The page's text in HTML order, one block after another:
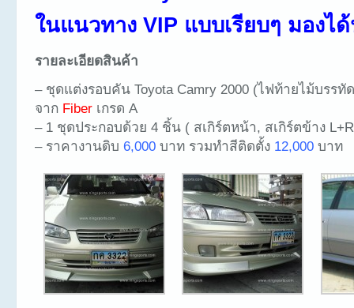
ในแนวทาง VIP แบบเรียบๆ มองไ
รายละเอียดสินค้า
– ชุดแต่งรอบคัน Toyota Camry 2000 (ไฟท้ายไม้บรรทั
จาก Fiber เกรด A
– 1 ชุดประกอบด้วย 4 ชิ้น ( สเกิร์ตหน้า, สเกิร์ตข้าง
– ราคางานดิบ 6,000 บาท รวมทำสีติดตั้ง 12,000 บาท